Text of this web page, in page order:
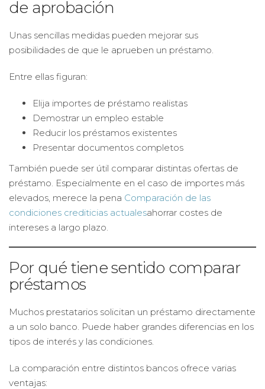
de aprobación
Unas sencillas medidas pueden mejorar sus
posibilidades de que le aprueben un préstamo.
Entre ellas figuran:
Elija importes de préstamo realistas
Demostrar un empleo estable
Reducir los préstamos existentes
Presentar documentos completos
También puede ser útil comparar distintas ofertas de
préstamo. Especialmente en el caso de importes más
elevados, merece la pena Comparación de las
condiciones crediticias actualesahorrar costes de
intereses a largo plazo.
Por qué tiene sentido comparar
préstamos
Muchos prestatarios solicitan un préstamo directamente
a un solo banco. Puede haber grandes diferencias en los
tipos de interés y las condiciones.
La comparación entre distintos bancos ofrece varias
ventajas: